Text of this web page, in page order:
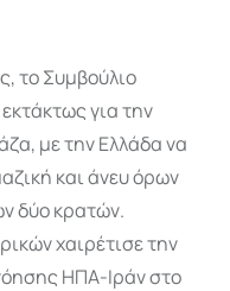
το Συμβούλιο
για την
με την Ελλάδα να
και άνευ όρων
δύο κρατών.
χαιρέτισε την
ΗΠΑ-Ιράν στο